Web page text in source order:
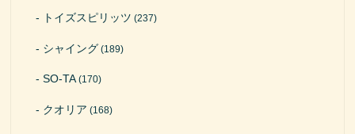
トイズスピリッツ (237)
シャイング (189)
SO-TA(170)
クオリア (168)